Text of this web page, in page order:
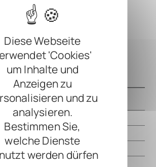
Diese Webseite
'Cookies'
um Inhalte und
Anzeigen zu
und zu
analysieren.
Bestimmen Sie,
welche Dienste
werden dürfen
Daten
000.00 mm
000.00 mm
000.00 mm
000.00 mm
analog